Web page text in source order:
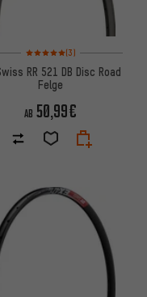
2 Bewertungen
Bewertungen: 5 von 5
(3)
RR 521 DB Disc Road
Felge
AB 50,99€